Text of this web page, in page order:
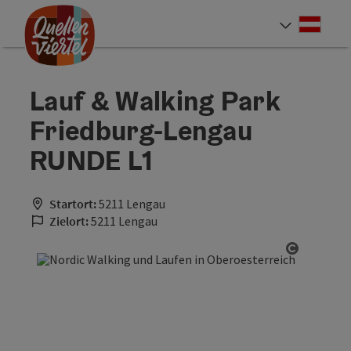
Zum Inhalt
Zur Navigation
Zum Seitenanfang
Lauf & Walking Park
Friedburg-Lengau
RUNDE L1
Startort:5211 Lengau
Zielort:5211 Lengau